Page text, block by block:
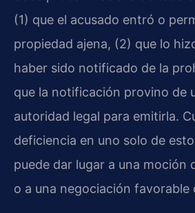
(1) que el acusado entró o
propiedad ajena, (2) que lo
haber sido notificado de la
que la notificación provino de
autoridad legal para emitirla.
deficiencia en uno solo de
puede dar lugar a una moción
o a una negociación favorable